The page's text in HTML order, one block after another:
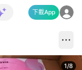
下載App
1/8